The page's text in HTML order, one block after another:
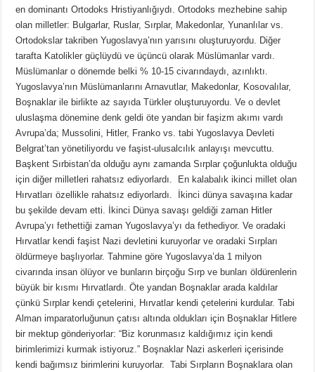
en dominantı Ortodoks Hristiyanlığıydı. Ortodoks mezhebine sahip
olan milletler: Bulgarlar, Ruslar, Sırplar, Makedonlar, Yunanlılar vs.
Ortodokslar takriben Yugoslavya’nın yarısını oluşturuyordu. Diğer
tarafta Katolikler güçlüydü ve üçüncü olarak Müslümanlar vardı.
Müslümanlar o dönemde belki % 10-15 civarındaydı, azınlıktı.
Yugoslavya’nın Müslümanlarını Arnavutlar, Makedonlar, Kosovalılar,
Boşnaklar ile birlikte az sayıda Türkler oluşturuyordu. Ve o devlet
uluslaşma dönemine denk geldi öte yandan bir faşizm akımı vardı
Avrupa’da; Mussolini, Hitler, Franko vs. tabi Yugoslavya Devleti
Belgrat’tan yönetiliyordu ve faşist-ulusalcılık anlayışı mevcuttu.
Başkent Sırbistan’da olduğu aynı zamanda Sırplar çoğunlukta olduğu
için diğer milletleri rahatsız ediyorlardı. En kalabalık ikinci millet olan
Hırvatları özellikle rahatsız ediyorlardı. İkinci dünya savaşına kadar
bu şekilde devam etti. İkinci Dünya savaşı geldiği zaman Hitler
Avrupa’yı fethettiği zaman Yugoslavya’yı da fethediyor. Ve oradaki
Hırvatlar kendi faşist Nazi devletini kuruyorlar ve oradaki Sırpları
öldürmeye başlıyorlar. Tahmine göre Yugoslavya’da 1 milyon
civarında insan ölüyor ve bunların birçoğu Sırp ve bunları öldürenlerin
büyük bir kısmı Hırvatlardı. Öte yandan Boşnaklar arada kaldılar
çünkü Sırplar kendi çetelerini, Hırvatlar kendi çetelerini kurdular. Tabi
Alman imparatorluğunun çatısı altında oldukları için Boşnaklar Hitlere
bir mektup gönderiyorlar: “Biz korunmasız kaldığımız için kendi
birimlerimizi kurmak istiyoruz.” Boşnaklar Nazi askerleri içerisinde
kendi bağımsız birimlerini kuruyorlar. Tabi Sırpların Boşnaklara olan